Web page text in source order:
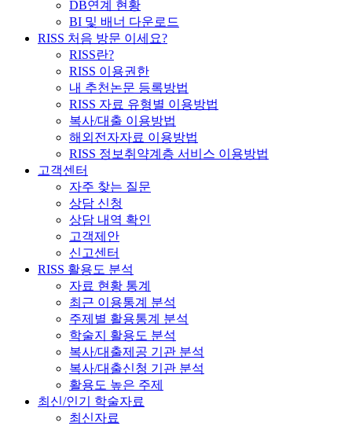
DB연계 현황
BI 및 배너 다운로드
RISS 처음 방문 이세요?
RISS란?
RISS 이용권한
내 추천논문 등록방법
RISS 자료 유형별 이용방법
복사/대출 이용방법
해외전자자료 이용방법
RISS 정보취약계층 서비스 이용방법
고객센터
자주 찾는 질문
상담 신청
상담 내역 확인
고객제안
신고센터
RISS 활용도 분석
자료 현황 통계
최근 이용통계 분석
주제별 활용통계 분석
학술지 활용도 분석
복사/대출제공 기관 분석
복사/대출신청 기관 분석
활용도 높은 주제
최신/인기 학술자료
최신자료